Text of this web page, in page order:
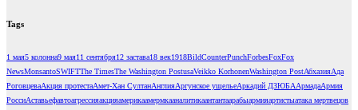
Tags
1 мая5 колонна9 мая11 сентября12 застава18 век1918BildCounterPunchForbesFoxFox
NewsMonsantoSWIFTThe TimesThe Washington PostusaVeikko KorhonenWashington PostАбхазияАда
РоговцеваАкция протестаАмет-Хан СултанАнглияАргунское ущельеАркадий ДЗЮБААрмадаАрмия
РоссиАставьефавтоагрессияакцияамерикаамермкааналитикаантантаарабыармияартистыатака мертвецов